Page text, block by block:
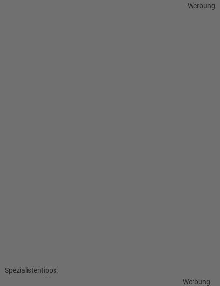
Werbung
Spezialistentipps:
Werbung